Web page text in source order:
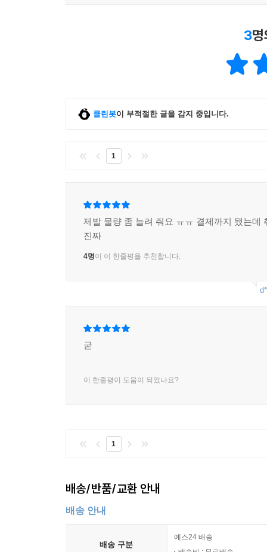
3
클린봇이 부적절한 글을 감지 중입니다.
1
제발 물량 좀 늘려 줘요 ㅠㅠ 결제까지 됐는데
진짜
4명이 이 한줄평을 추천합니다.
굳
이 한줄평이 도움이 되었나요?
1
배송/반품/교환 안내
배송 안내
배송 구분
예스24 배송